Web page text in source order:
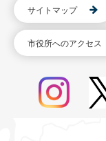
サイトマップ
市役所へのアクセス